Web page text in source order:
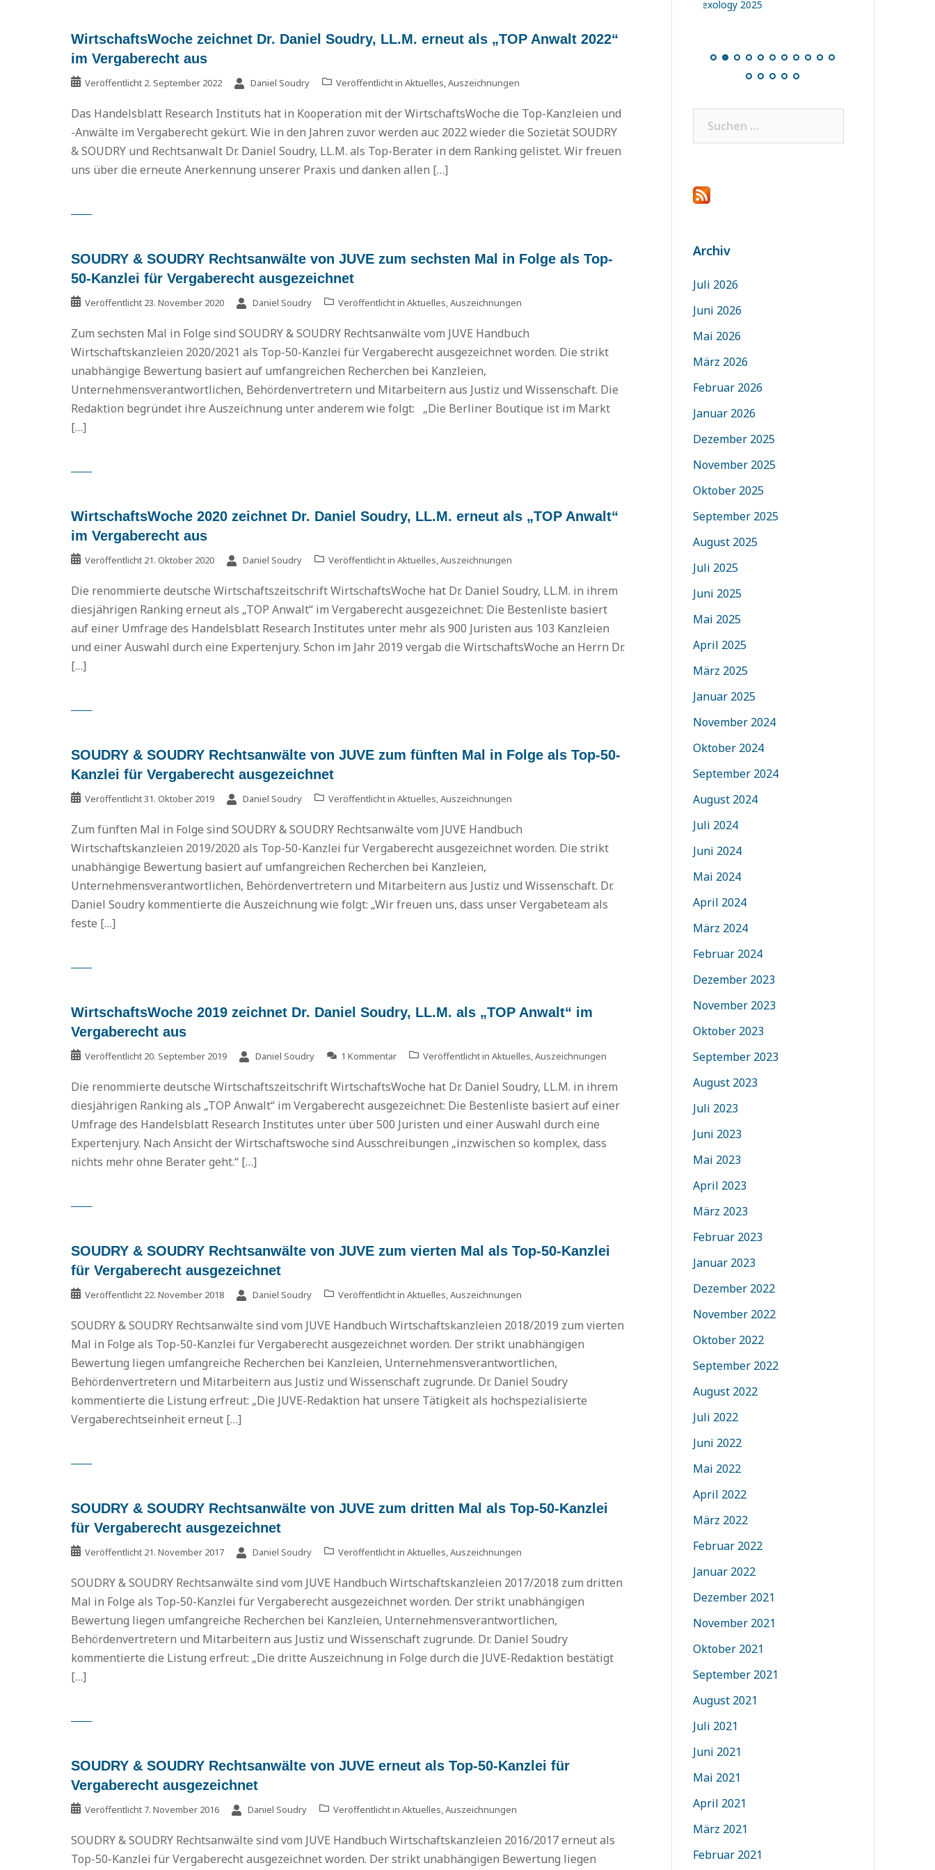
WirtschaftsWoche zeichnet Dr. Daniel Soudry, LL.M. erneut als „TOP Anwalt 2022“
im Vergaberecht aus
Veröffentlicht 2. September 2022 Daniel Soudry Veröffentlicht in Aktuelles,Auszeichnungen
Das Handelsblatt Research Instituts hat in Kooperation mit der WirtschaftsWoche die Top-Kanzleien und
-Anwälte im Vergaberecht gekürt. Wie in den Jahren zuvor werden auc 2022 wieder die Sozietät SOUDRY
& SOUDRY und Rechtsanwalt Dr. Daniel Soudry, LL.M. als Top-Berater in dem Ranking gelistet. Wir freuen
uns über die erneute Anerkennung unserer Praxis und danken allen […]
SOUDRY & SOUDRY Rechtsanwälte von JUVE zum sechsten Mal in Folge als Top-
50-Kanzlei für Vergaberecht ausgezeichnet
Veröffentlicht 23. November 2020 Daniel Soudry Veröffentlicht in Aktuelles,Auszeichnungen
Zum sechsten Mal in Folge sind SOUDRY & SOUDRY Rechtsanwälte vom JUVE Handbuch
Wirtschaftskanzleien 2020/2021 als Top-50-Kanzlei für Vergaberecht ausgezeichnet worden. Die strikt
unabhängige Bewertung basiert auf umfangreichen Recherchen bei Kanzleien,
Unternehmensverantwortlichen, Behördenvertretern und Mitarbeitern aus Justiz und Wissenschaft. Die
Redaktion begründet ihre Auszeichnung unter anderem wie folgt: „Die Berliner Boutique ist im Markt
[…]
WirtschaftsWoche 2020 zeichnet Dr. Daniel Soudry, LL.M. erneut als „TOP Anwalt“
im Vergaberecht aus
Veröffentlicht 21. Oktober 2020 Daniel Soudry Veröffentlicht in Aktuelles,Auszeichnungen
Die renommierte deutsche Wirtschaftszeitschrift WirtschaftsWoche hat Dr. Daniel Soudry, LL.M. in ihrem
diesjährigen Ranking erneut als „TOP Anwalt“ im Vergaberecht ausgezeichnet: Die Bestenliste basiert
auf einer Umfrage des Handelsblatt Research Institutes unter mehr als 900 Juristen aus 103 Kanzleien
und einer Auswahl durch eine Expertenjury. Schon im Jahr 2019 vergab die WirtschaftsWoche an Herrn Dr.
[…]
SOUDRY & SOUDRY Rechtsanwälte von JUVE zum fünften Mal in Folge als Top-50-
Kanzlei für Vergaberecht ausgezeichnet
Veröffentlicht31. Oktober 2019 Daniel Soudry Veröffentlicht in Aktuelles,Auszeichnungen
Zum fünften Mal in Folge sind SOUDRY & SOUDRY Rechtsanwälte vom JUVE Handbuch
Wirtschaftskanzleien 2019/2020 als Top-50-Kanzlei für Vergaberecht ausgezeichnet worden. Die strikt
unabhängige Bewertung basiert auf umfangreichen Recherchen bei Kanzleien,
Unternehmensverantwortlichen, Behördenvertretern und Mitarbeitern aus Justiz und Wissenschaft. Dr.
Daniel Soudry kommentierte die Auszeichnung wie folgt: „Wir freuen uns, dass unser Vergabeteam als
feste […]
WirtschaftsWoche 2019 zeichnet Dr. Daniel Soudry, LL.M. als „TOP Anwalt“ im
Vergaberecht aus
Veröffentlicht 20. September 2019 Daniel Soudry 1 Kommentar Veröffentlicht in Aktuelles,Auszeichnungen
Die renommierte deutsche Wirtschaftszeitschrift WirtschaftsWoche hat Dr. Daniel Soudry, LL.M. in ihrem
diesjährigen Ranking als „TOP Anwalt“ im Vergaberecht ausgezeichnet: Die Bestenliste basiert auf einer
Umfrage des Handelsblatt Research Institutes unter über 500 Juristen und einer Auswahl durch eine
Expertenjury. Nach Ansicht der Wirtschaftswoche sind Ausschreibungen „inzwischen so komplex, dass
nichts mehr ohne Berater geht.“ […]
SOUDRY & SOUDRY Rechtsanwälte von JUVE zum vierten Mal als Top-50-Kanzlei
für Vergaberecht ausgezeichnet
Veröffentlicht 22. November 2018 Daniel Soudry Veröffentlicht in Aktuelles,Auszeichnungen
SOUDRY & SOUDRY Rechtsanwälte sind vom JUVE Handbuch Wirtschaftskanzleien 2018/2019 zum vierten
Mal in Folge als Top-50-Kanzlei für Vergaberecht ausgezeichnet worden. Der strikt unabhängigen
Bewertung liegen umfangreiche Recherchen bei Kanzleien, Unternehmensverantwortlichen,
Behördenvertretern und Mitarbeitern aus Justiz und Wissenschaft zugrunde. Dr. Daniel Soudry
kommentierte die Listung erfreut: „Die JUVE-Redaktion hat unsere Tätigkeit als hochspezialisierte
Vergaberechtseinheit erneut […]
SOUDRY & SOUDRY Rechtsanwälte von JUVE zum dritten Mal als Top-50-Kanzlei
für Vergaberecht ausgezeichnet
Veröffentlicht 21. November 2017 Daniel Soudry Veröffentlicht in Aktuelles,Auszeichnungen
SOUDRY & SOUDRY Rechtsanwälte sind vom JUVE Handbuch Wirtschaftskanzleien 2017/2018 zum dritten
Mal in Folge als Top-50-Kanzlei für Vergaberecht ausgezeichnet worden. Der strikt unabhängigen
Bewertung liegen umfangreiche Recherchen bei Kanzleien, Unternehmensverantwortlichen,
Behördenvertretern und Mitarbeitern aus Justiz und Wissenschaft zugrunde. Dr. Daniel Soudry
kommentierte die Listung erfreut: „Die dritte Auszeichnung in Folge durch die JUVE-Redaktion bestätigt
[…]
SOUDRY & SOUDRY Rechtsanwälte von JUVE erneut als Top-50-Kanzlei für
Vergaberecht ausgezeichnet
Veröffentlicht 7. November 2016 Daniel Soudry Veröffentlicht in Aktuelles,Auszeichnungen
SOUDRY & SOUDRY Rechtsanwälte sind vom JUVE Handbuch Wirtschaftskanzleien 2016/2017 erneut als
Top-50-Kanzlei für Vergaberecht ausgezeichnet worden. Der strikt unabhängigen Bewertung liegen
Archiv
Juli 2026
Juni 2026
Mai 2026
März 2026
Februar 2026
Januar 2026
Dezember 2025
November 2025
Oktober 2025
September 2025
August 2025
Juli 2025
Juni 2025
Mai 2025
April 2025
März 2025
Januar 2025
November 2024
Oktober 2024
September 2024
August 2024
Juli 2024
Juni 2024
Mai 2024
April 2024
März 2024
Februar 2024
Dezember 2023
November 2023
Oktober 2023
September 2023
August 2023
Juli 2023
Juni 2023
Mai 2023
April 2023
März 2023
Februar 2023
Januar 2023
Dezember 2022
November 2022
Oktober 2022
September 2022
August 2022
Juli 2022
Juni 2022
Mai 2022
April 2022
März 2022
Februar 2022
Januar 2022
Dezember 2021
November 2021
Oktober 2021
September 2021
August 2021
Juli 2021
Juni 2021
Mai 2021
April 2021
März 2021
Februar 2021